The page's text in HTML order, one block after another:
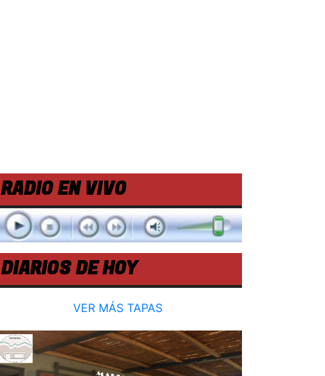
RADIO EN VIVO
DIARIOS DE HOY
VER MÁS TAPAS